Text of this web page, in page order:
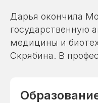
Дарья окончила
государственную
медицины и
Скрябина. В